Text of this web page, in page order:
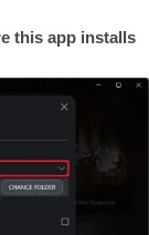
this app installs